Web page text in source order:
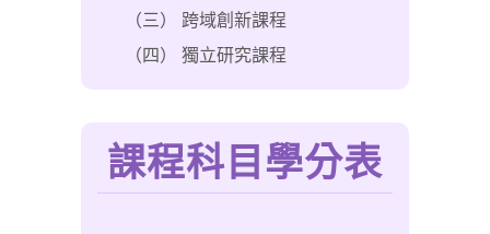
（三） 跨域創新課程
（四） 獨立研究課程
課程科目學分表